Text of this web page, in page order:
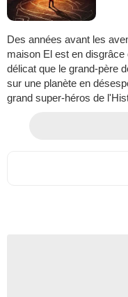
Des années avant les
maison El est en
délicat que le grand-père
sur une planète en
grand super-héros de